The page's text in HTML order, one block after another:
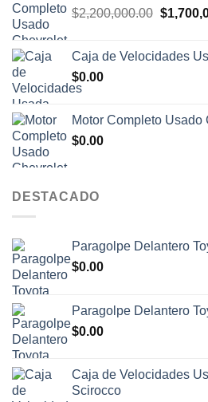
$2,200,000.00 El
era:
$
Caja de Velocidades
$0.00
Motor Completo Usado
$0.00
DESTACADO
Paragolpe Delantero
$0.00
Paragolpe Delantero
$0.00
Caja de Velocidades
Scirocco